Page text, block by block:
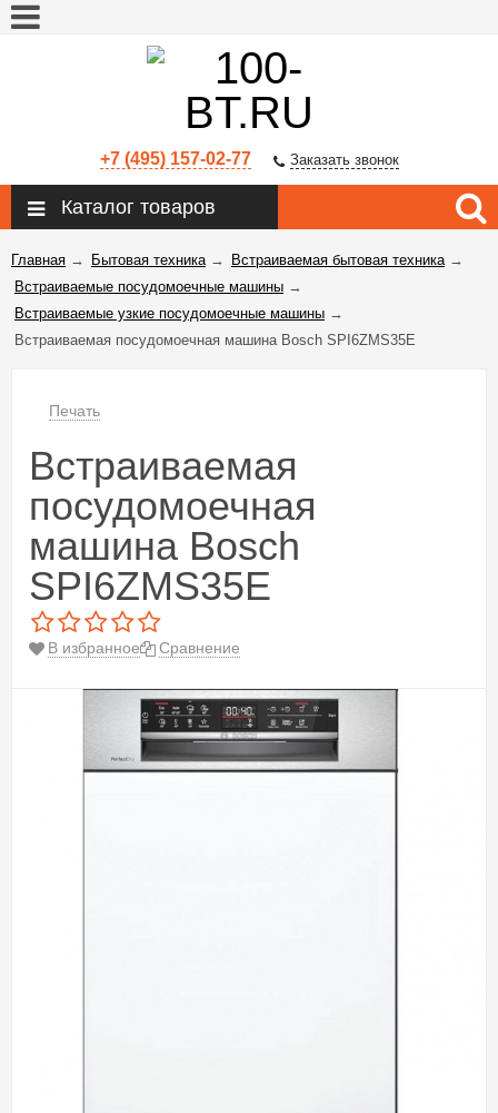
+7 (495) 157-02-77 Заказать звонок
Каталог товаров
Главная → Бытовая техника→ Встраиваемая бытовая техника→
Встраиваемые посудомоечные машины →
Встраиваемые узкие посудомоечные машины →
Встраиваемая посудомоечная машина Bosch SPI6ZMS35E
Печать
Встраиваемая
посудомоечная
машина Bosch
SPI6ZMS35E
В избранное Сравнение